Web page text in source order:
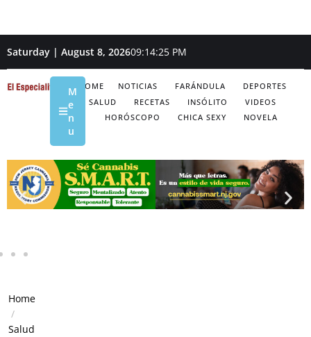
Saturday | August 8, 202609:14:26 PM
HOME NOTICIAS FARÁNDULA
DEPORTES
SALUD
RECETAS INSÓLITO
VIDEOS
HORÓSCOPO
CHICA SEXY NOVELA
M
e
n
u
Home
/
Salud